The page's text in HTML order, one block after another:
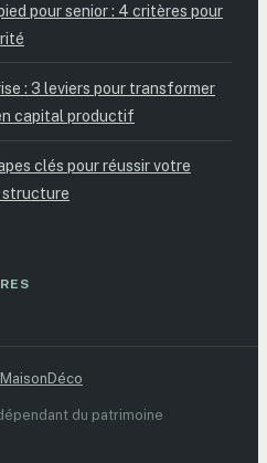
pour senior : 4 critères pour
: 3 leviers pour transformer
capital productif
clés pour réussir votre
structure
Maison Déco
du patrimoine